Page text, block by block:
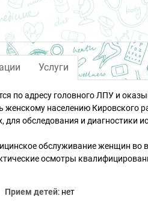
Услуги
по адресу головного ЛПУ и
населению Кировского
для обследования и диагностики
обслуживание женщин во
осмотры
Прием детей: нет